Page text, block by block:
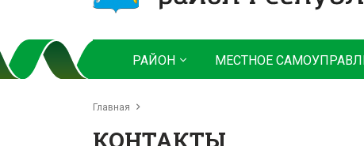
РАЙОН МЕСТНОЕ
Главная
КОНТАКТЫ